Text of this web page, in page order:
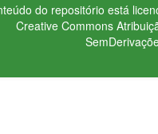
do repositório está
Creative Commons